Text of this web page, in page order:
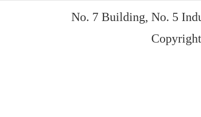
No. 7 Building, No. 5